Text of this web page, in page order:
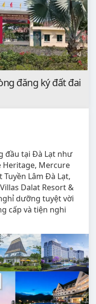
đăng ký đất đai
đầu tại Đà Lạt như
Heritage, Mercure
Tuyền Lâm Đà Lạt,
Dalat Resort &
dưỡng tuyệt vời
cấp và tiện nghi